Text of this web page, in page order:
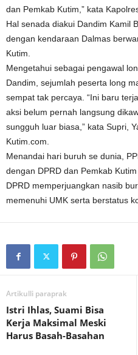
dan Pemkab Kutim,” kata
Hal senada diakui Dandim Kamil
dengan kendaraan Dalmas
Kutim.
Mengetahui sebagai pengawal
Dandim, sejumlah peserta long
sempat tak percaya. “Ini baru
aksi belum pernah langsung
sungguh luar biasa,” kata Supri,
Kutim.com.
Menandai hari buruh se dunia,
dengan DPRD dan Pemkab
DPRD memperjuangkan nasib
memenuhi UMK serta berstatus
Artikulli paraprak
Istri Ihlas, Suami Bisa
Kerja Maksimal Meski
Harus Basah-Basahan